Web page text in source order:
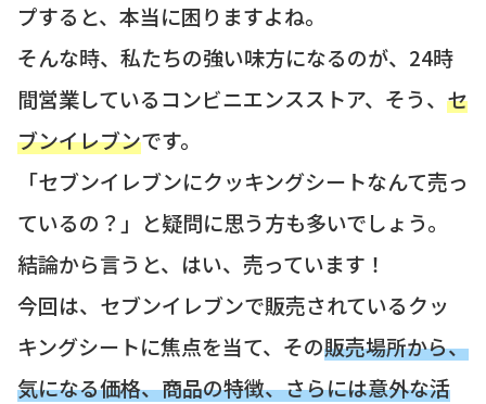
プすると、本当に困りますよね。
そんな時、私たちの強い味方になるのが、24時
間営業しているコンビニエンスストア、そう、 セ
ブンイレブンです。
「セブンイレブンにクッキングシートなんて売っ
ているの？」と疑問に思う方も多いでしょう。
結論から言うと、はい、売っています！
今回は、セブンイレブンで販売されているクッ
キングシートに焦点を当て、その販売場所から、
気になる価格、商品の特徴、さらには意外な活